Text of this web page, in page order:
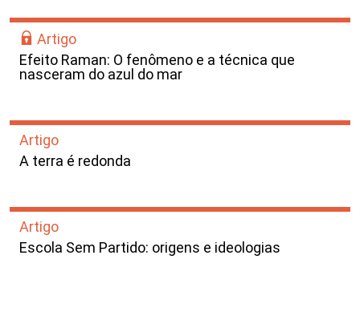
Artigo
Efeito Raman: O fenômeno e a técnica que
nasceram do azul do mar
Artigo
A terra é redonda
Artigo
Escola Sem Partido: origens e ideologias